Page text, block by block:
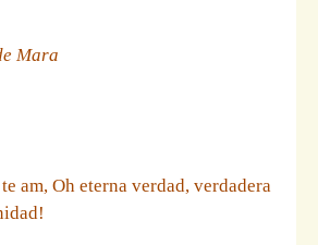
Mara
am, Oh eterna verdad, verdadera